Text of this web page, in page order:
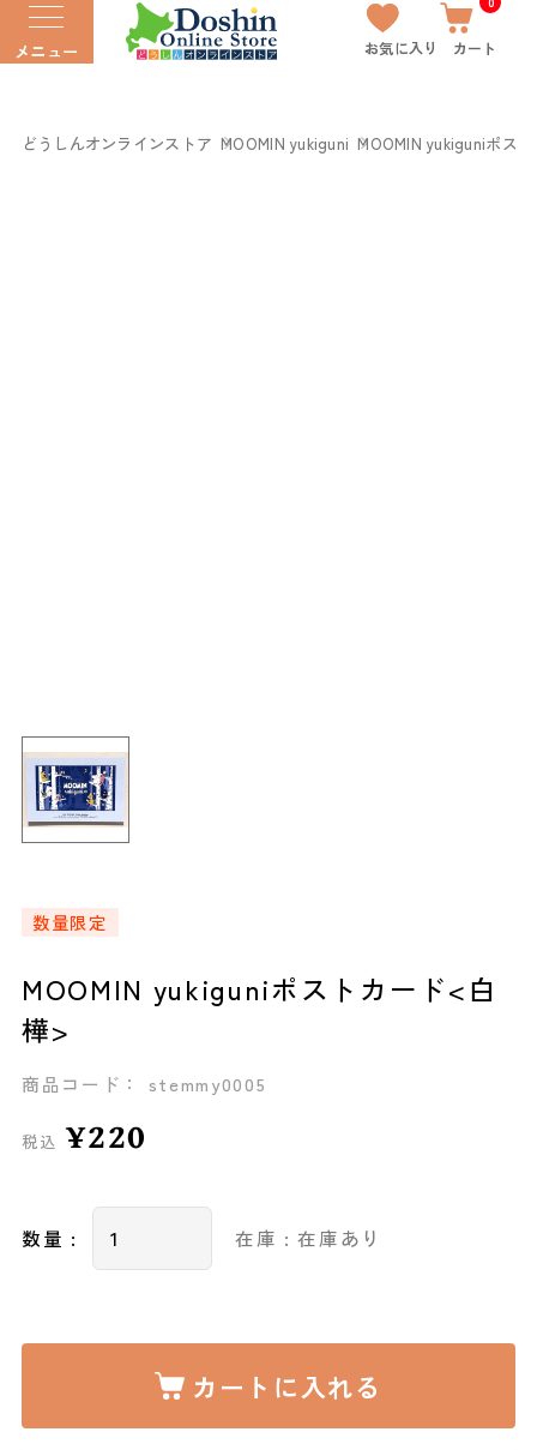
メニュー お気に入り カート
どうしんオンラインストア MOOMIN yukiguni MOOMIN yukiguniポス
数量限定
MOOMIN yukiguniポストカード<白
樺>
商品コード： stemmy0005
税込 ¥220
数量 : 在庫 : 在庫あり
カートに入れる